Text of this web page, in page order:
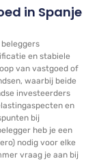
in Spanje
en stabiele
van vastgoed of
waarbij beide
investeerders
en
bij
heb je een
nodig voor elke
vraag je aan bij